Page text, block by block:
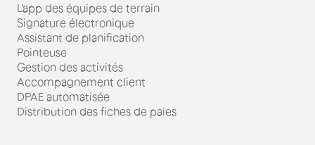
L'app des équipes de terrain
Signature électronique
Assistant de planification
Pointeuse
Gestion des activités
Accompagnement client
DPAE automatisée
Distribution des fiches de paies